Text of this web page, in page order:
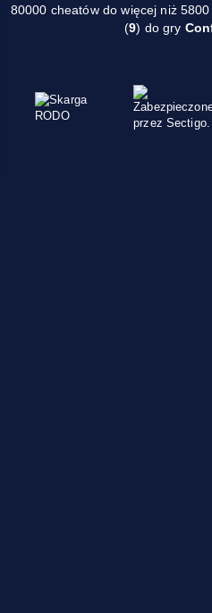
80000 cheatów do więcej niż
(9) do gry